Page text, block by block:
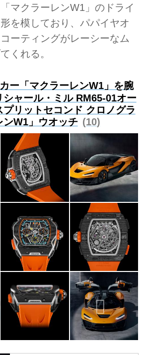
マクラーレンW1」のドライ
を模しており、パパイヤオ
ーティングがレーシーなム
くれる。
ー「マクラーレンW1」を腕
シャール・ミル RM65-01オー
プリットセコンド クロノグラ
ンW1」ウオッチ
10